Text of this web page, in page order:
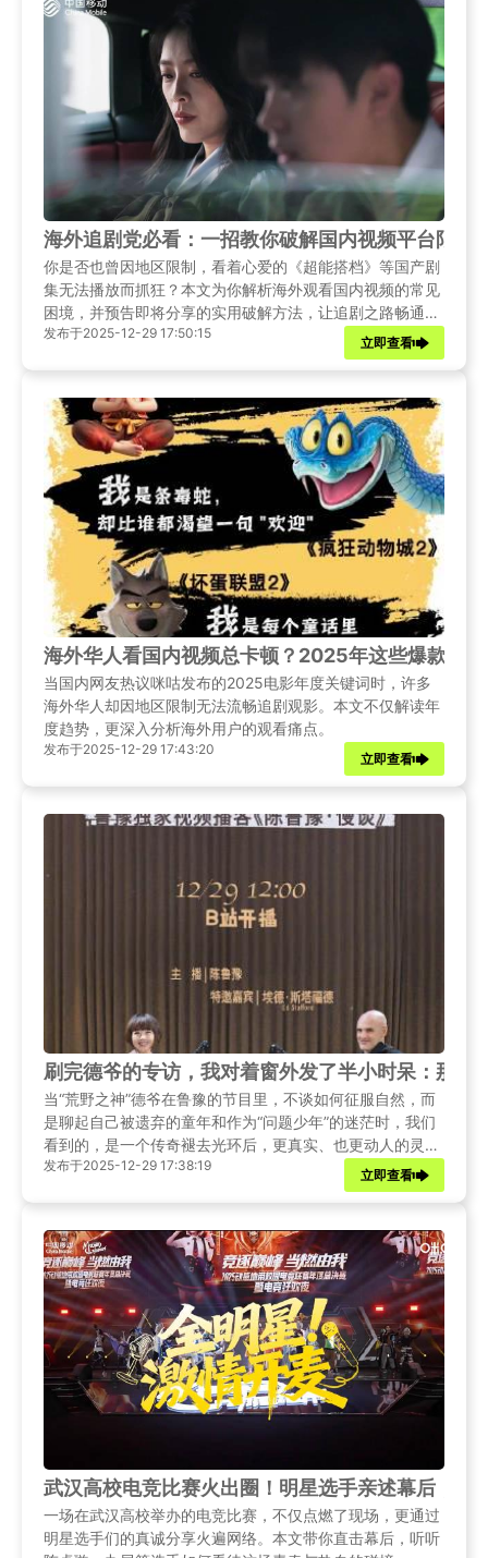
海外追剧党必看：一招教你破解国内视频平台限制
你是否也曾因地区限制，看着心爱的《超能搭档》等国产剧
集无法播放而抓狂？本文为你解析海外观看国内视频的常见
困境，并预告即将分享的实用破解方法，让追剧之路畅通无
阻。
发布于2025-12-29 17:50:15
立即查看
海外华人看国内视频总卡顿？2025年这些爆款内
当国内网友热议咪咕发布的2025电影年度关键词时，许多
海外华人却因地区限制无法流畅追剧观影。本文不仅解读年
度趋势，更深入分析海外用户的观看痛点。
发布于2025-12-29 17:43:20
立即查看
刷完德爷的专访，我对着窗外发了半小时呆：那
当“荒野之神”德爷在鲁豫的节目里，不谈如何征服自然，而
是聊起自己被遗弃的童年和作为“问题少年”的迷茫时，我们
看到的，是一个传奇褪去光环后，更真实、也更动人的灵魂
跋涉。
发布于2025-12-29 17:38:19
立即查看
武汉高校电竞比赛火出圈！明星选手亲述幕后，这
一场在武汉高校举办的电竞比赛，不仅点燃了现场，更通过
明星选手们的真诚分享火遍网络。本文带你直击幕后，听听